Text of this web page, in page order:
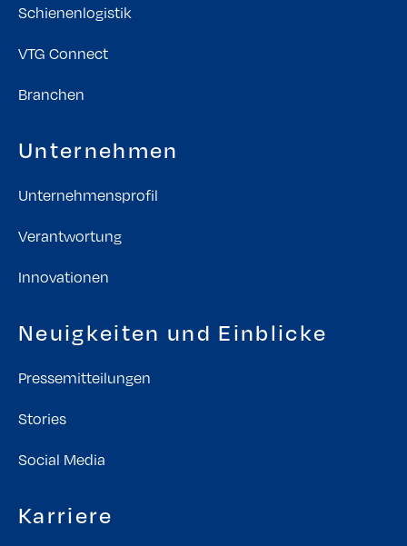
Schienenlogistik
VTG Connect
Branchen
Unternehmen
Unternehmensprofil
Verantwortung
Innovationen
Neuigkeiten und Einblicke
Pressemitteilungen
Stories
Social Media
Karriere